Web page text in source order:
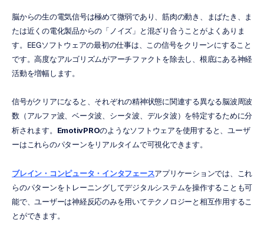
脳からの生の電気信号は極めて微弱であり、筋肉の動き、まばたき、ま
たは近くの電化製品からの「ノイズ」と混ざり合うことがよくありま
す。EEGソフトウェアの最初の仕事は、この信号をクリーンにすること
です。高度なアルゴリズムがアーチファクトを除去し、根底にある神経
活動を増幅します。
信号がクリアになると、それぞれの精神状態に関連する異なる脳波周波
数（アルファ波、ベータ波、シータ波、デルタ波）を特定するために分
析されます。
EmotivPROのようなソフトウェアを使用すると、ユーザ
ーはこれらのパターンをリアルタイムで可視化できます。
ブレイン・コンピュータ・インタフェースアプリケーションでは、これ
らのパターンをトレーニングしてデジタルシステムを操作することも可
能で、ユーザーは神経反応のみを用いてテクノロジーと相互作用するこ
とができます。